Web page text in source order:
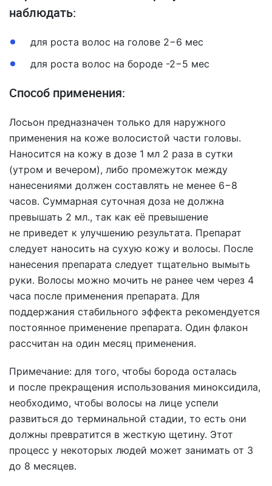
наблюдать:
для роста волос на голове 2−6 мес
для роста волос на бороде -2−5 мес
Способ применения:
Лосьон предназначен только для наружного
применения на коже волосистой части головы.
Наносится на кожу в дозе 1 мл 2 раза в сутки
(утром и вечером), либо промежуток между
нанесениями должен составлять не менее 6−8
часов. Суммарная суточная доза не должна
превышать 2 мл., так как её превышение
не приведет к улучшению результата. Препарат
следует наносить на сухую кожу и волосы. После
нанесения препарата следует тщательно вымыть
руки. Волосы можно мочить не ранее чем через 4
часа после применения препарата. Для
поддержания стабильного эффекта рекомендуется
постоянное применение препарата. Один флакон
рассчитан на один месяц применения.
Примечание: для того, чтобы борода осталась
и после прекращения использования миноксидила,
необходимо, чтобы волосы на лице успели
развиться до терминальной стадии, то есть они
должны превратится в жесткую щетину. Этот
процесс у некоторых людей может занимать от 3
до 8 месяцев.